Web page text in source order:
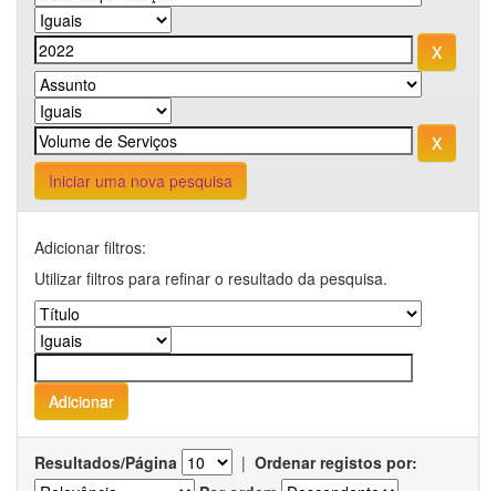
Iniciar uma nova pesquisa
Adicionar filtros:
Utilizar filtros para refinar o resultado da pesquisa.
Resultados/Página | Ordenar registos por: